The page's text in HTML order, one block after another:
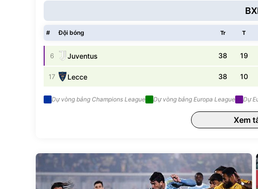
# Đội bóng Tr T
6 Juventus 38 19
17 Lecce 38 10
Dự vòng bảng Champions League Dự vòng bảng Europa League Dự
Xem